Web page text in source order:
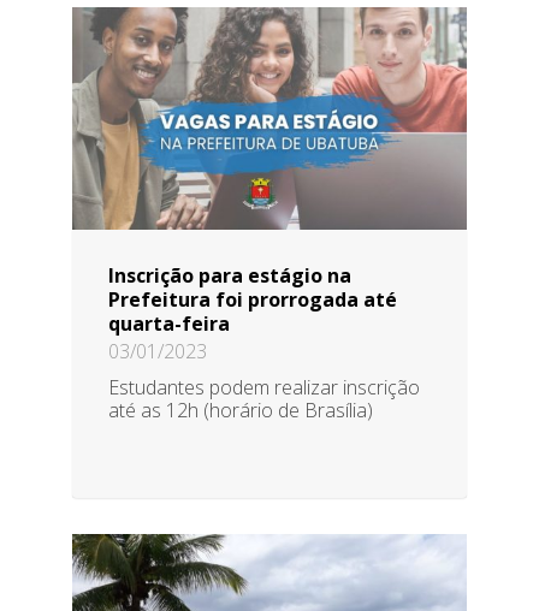
Inscrição para estágio na
Prefeitura foi prorrogada até
quarta-feira
03/01/2023
Estudantes podem realizar inscrição
até as 12h (horário de Brasília)